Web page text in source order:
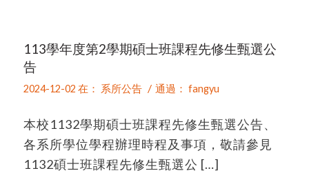
113學年度第2學期碩士班課程先修生甄選公
告
2024-12-02 在： 系所公告 / 通過： fangyu
本校1132學期碩士班課程先修生甄選公告、
各系所學位學程辦理時程及事項，敬請參見
1132碩士班課程先修生甄選公 […]